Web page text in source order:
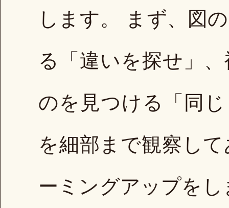
します。 まず、図
る「違いを探せ」
のを見つける「同
を細部まで観察し
ーミングアップを